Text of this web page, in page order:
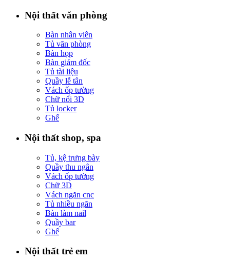
Nội thất văn phòng
Bàn nhân viên
Tủ văn phòng
Bàn họp
Bàn giám đốc
Tủ tài liệu
Quầy lễ tân
Vách ốp tường
Chữ nổi 3D
Tủ locker
Ghế
Nội thất shop, spa
Tủ, kệ trưng bày
Quầy thu ngân
Vách ốp tường
Chữ 3D
Vách ngăn cnc
Tủ nhiều ngăn
Bàn làm nail
Quầy bar
Ghế
Nội thất trẻ em